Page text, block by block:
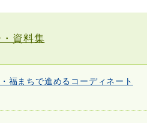
資料集
福まちで進めるコーディネート